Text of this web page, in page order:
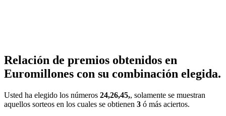
Relación de premios obtenidos en
Euromillones con su combinación elegida.
Usted ha elegido los números 24,26,45,, solamente se muestran
aquellos sorteos en los cuales se obtienen 3 ó más aciertos.